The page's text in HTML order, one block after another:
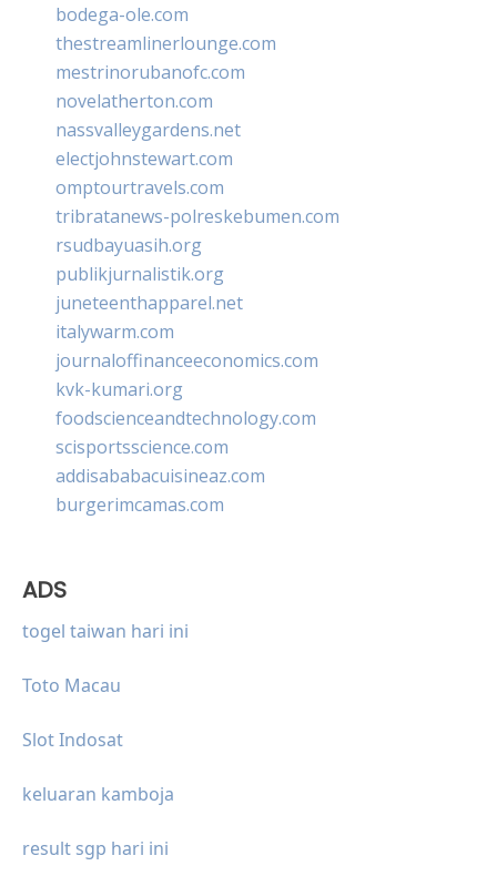
bodega-ole.com
thestreamlinerlounge.com
mestrinorubanofc.com
novelatherton.com
nassvalleygardens.net
electjohnstewart.com
omptourtravels.com
tribratanews-polreskebumen.com
rsudbayuasih.org
publikjurnalistik.org
juneteenthapparel.net
italywarm.com
journaloffinanceeconomics.com
kvk-kumari.org
foodscienceandtechnology.com
scisportsscience.com
addisababacuisineaz.com
burgerimcamas.com
ADS
togel taiwan hari ini
Toto Macau
Slot Indosat
keluaran kamboja
result sgp hari ini